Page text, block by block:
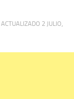
ACTUALIZADO 2 JULIO,